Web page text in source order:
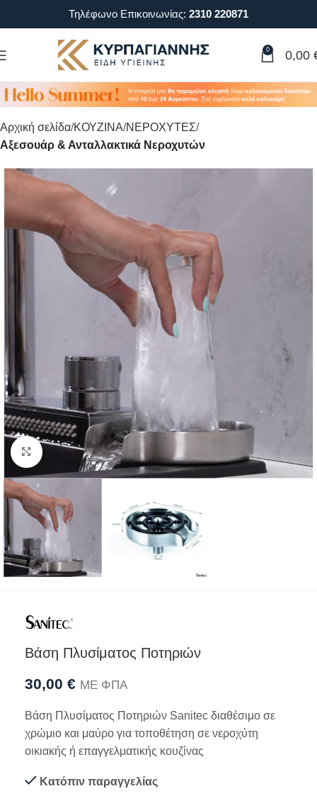
Τηλέφωνο Επικοινωνίας: 2310 220871
0 0,00
Αρχική σελίδα ΚΟΥΖΙΝΑ ΝΕΡΟΧΥΤΕΣ
Αξεσουάρ & Ανταλλακτικά Νεροχυτών
Προβολή
Βάση Πλυσίματος Ποτηριών
30,00 € ΜΕ ΦΠΑ
Βάση Πλυσίματος Ποτηριών Sanitec διαθέσιμο σε
χρώμιο και μαύρο για τοποθέτηση σε νεροχύτη
οικιακής ή επαγγελματικής κουζίνας
Κατόπιν παραγγελίας